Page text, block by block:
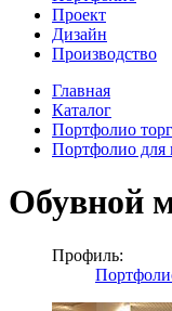
Проект
Дизайн
Производство
Главная
Каталог
Портфолио
Портфолио для
Обувной
Профиль: